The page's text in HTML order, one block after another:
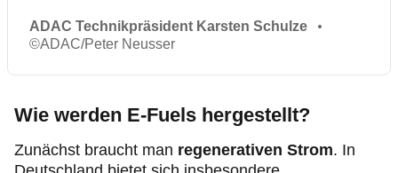
ADAC Technikpräsident Karsten Schulze
©ADAC/Peter Neusser
Wie werden E-Fuels hergestellt?
Zunächst braucht man regenerativen Strom. In